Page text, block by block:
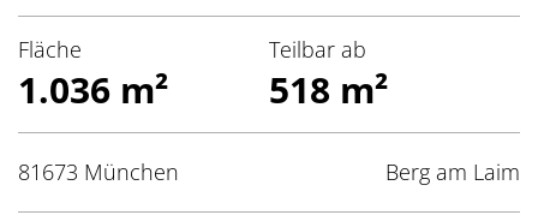
Fläche
1.036 m²
Teilbar ab
518 m²
81673 München Berg am Laim